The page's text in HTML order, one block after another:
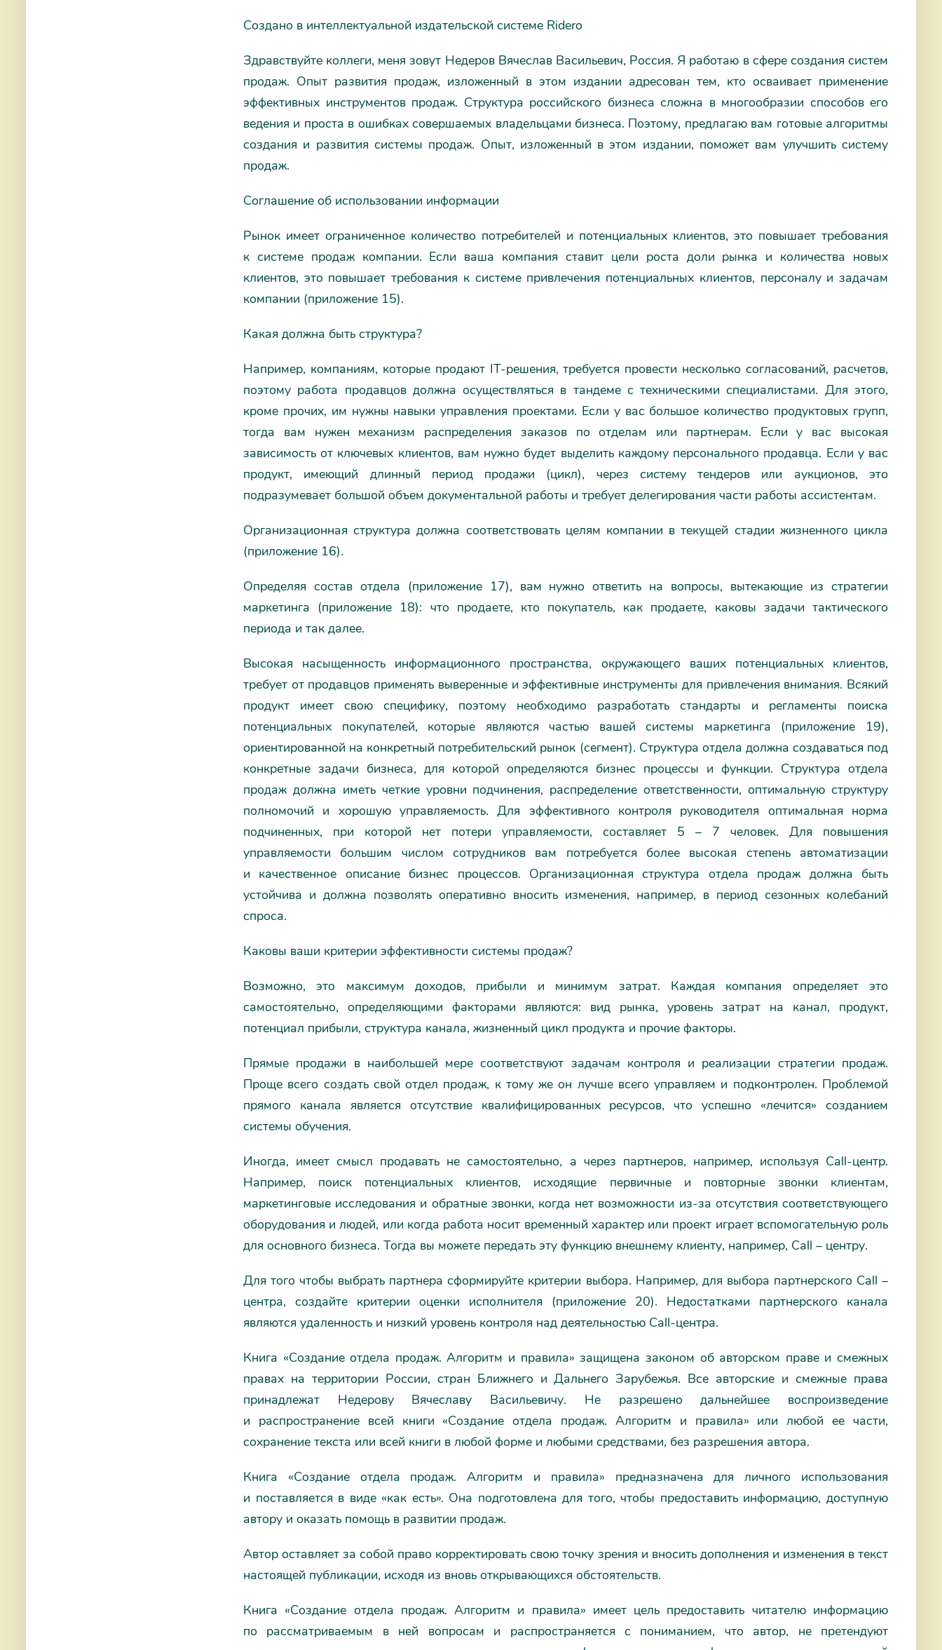
Создано в интеллектуальной издательской системе Ridero
Здравствуйте коллеги, меня зовут Недеров Вячеслав Васильевич, Россия. Я работаю в сфере создания систем
продаж. Опыт развития продаж, изложенный в этом издании адресован тем, кто осваивает применение
эффективных инструментов продаж. Структура российского бизнеса сложна в многообразии способов его
ведения и проста в ошибках совершаемых владельцами бизнеса. Поэтому, предлагаю вам готовые алгоритмы
создания и развития системы продаж. Опыт, изложенный в этом издании, поможет вам улучшить систему
продаж.
Соглашение об использовании информации
Рынок имеет ограниченное количество потребителей и потенциальных клиентов, это повышает требования
к системе продаж компании. Если ваша компания ставит цели роста доли рынка и количества новых
клиентов, это повышает требования к системе привлечения потенциальных клиентов, персоналу и задачам
компании (приложение 15).
Какая должна быть структура?
Например, компаниям, которые продают IT-решения, требуется провести несколько согласований, расчетов,
поэтому работа продавцов должна осуществляться в тандеме с техническими специалистами. Для этого,
кроме прочих, им нужны навыки управления проектами. Если у вас большое количество продуктовых групп,
тогда вам нужен механизм распределения заказов по отделам или партнерам. Если у вас высокая
зависимость от ключевых клиентов, вам нужно будет выделить каждому персонального продавца. Если у вас
продукт, имеющий длинный период продажи (цикл), через систему тендеров или аукционов, это
подразумевает большой объем документальной работы и требует делегирования части работы ассистентам.
Организационная структура должна соответствовать целям компании в текущей стадии жизненного цикла
(приложение 16).
Определяя состав отдела (приложение 17), вам нужно ответить на вопросы, вытекающие из стратегии
маркетинга (приложение 18): что продаете, кто покупатель, как продаете, каковы задачи тактического
периода и так далее.
Высокая насыщенность информационного пространства, окружающего ваших потенциальных клиентов,
требует от продавцов применять выверенные и эффективные инструменты для привлечения внимания. Всякий
продукт имеет свою специфику, поэтому необходимо разработать стандарты и регламенты поиска
потенциальных покупателей, которые являются частью вашей системы маркетинга (приложение 19),
ориентированной на конкретный потребительский рынок (сегмент). Структура отдела должна создаваться под
конкретные задачи бизнеса, для которой определяются бизнес процессы и функции. Структура отдела
продаж должна иметь четкие уровни подчинения, распределение ответственности, оптимальную структуру
полномочий и хорошую управляемость. Для эффективного контроля руководителя оптимальная норма
подчиненных, при которой нет потери управляемости, составляет 5 – 7 человек. Для повышения
управляемости большим числом сотрудников вам потребуется более высокая степень автоматизации
и качественное описание бизнес процессов. Организационная структура отдела продаж должна быть
устойчива и должна позволять оперативно вносить изменения, например, в период сезонных колебаний
спроса.
Каковы ваши критерии эффективности системы продаж?
Возможно, это максимум доходов, прибыли и минимум затрат. Каждая компания определяет это
самостоятельно, определяющими факторами являются: вид рынка, уровень затрат на канал, продукт,
потенциал прибыли, структура канала, жизненный цикл продукта и прочие факторы.
Прямые продажи в наибольшей мере соответствуют задачам контроля и реализации стратегии продаж.
Проще всего создать свой отдел продаж, к тому же он лучше всего управляем и подконтролен. Проблемой
прямого канала является отсутствие квалифицированных ресурсов, что успешно «лечится» созданием
системы обучения.
Иногда, имеет смысл продавать не самостоятельно, а через партнеров, например, используя Call-центр.
Например, поиск потенциальных клиентов, исходящие первичные и повторные звонки клиентам,
маркетинговые исследования и обратные звонки, когда нет возможности из-за отсутствия соответствующего
оборудования и людей, или когда работа носит временный характер или проект играет вспомогательную роль
для основного бизнеса. Тогда вы можете передать эту функцию внешнему клиенту, например, Call – центру.
Для того чтобы выбрать партнера сформируйте критерии выбора. Например, для выбора партнерского Call –
центра, создайте критерии оценки исполнителя (приложение 20). Недостатками партнерского канала
являются удаленность и низкий уровень контроля над деятельностью Call-центра.
Книга «Создание отдела продаж. Алгоритм и правила» защищена законом об авторском праве и смежных
правах на территории России, стран Ближнего и Дальнего Зарубежья. Все авторские и смежные права
принадлежат Недерову Вячеславу Васильевичу. Не разрешено дальнейшее воспроизведение
и распространение всей книги «Создание отдела продаж. Алгоритм и правила» или любой ее части,
сохранение текста или всей книги в любой форме и любыми средствами, без разрешения автора.
Книга «Создание отдела продаж. Алгоритм и правила» предназначена для личного использования
и поставляется в виде «как есть». Она подготовлена для того, чтобы предоставить информацию, доступную
автору и оказать помощь в развитии продаж.
Автор оставляет за собой право корректировать свою точку зрения и вносить дополнения и изменения в текст
настоящей публикации, исходя из вновь открывающихся обстоятельств.
Книга «Создание отдела продаж. Алгоритм и правила» имеет цель предоставить читателю информацию
по рассматриваемым в ней вопросам и распространяется с пониманием, что автор, не претендуют